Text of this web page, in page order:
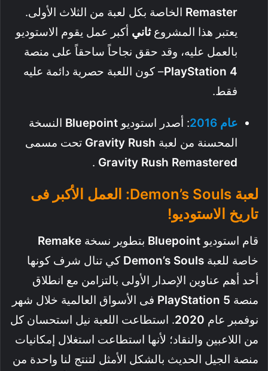
Remaster الخاصة بكل لعبة من الثلاث الأولى.
يعتبر هذا المشروعثاني أكبر عمل يقوم الاستوديو
بالعمل عليه، وقد حقق نجاحاً ساحقاً على منصة
PlayStation 4
– كون اللعبة حصرية دائمة عليه
فقط.
عام 2016: أصدر استوديو Bluepoint النسخة
المحسنة من لعبة
Gravity Rush
تحت مسمى
Gravity Rush Remastered
.
لعبة Demon’s Souls: العمل الأكبر فى
تاريخ الاستوديو!
قام استوديو Bluepoint بتطوير نسخة Remake
خاصة للعبة
Demon’s Souls
كي تنال شرف كونها
أحد أهم عناوين الإصدار الأولى بالتزامن مع انطلاق
منصة
PlayStation 5
فى الأسواق العالمية خلال شهر
نوفمبر عام 2020. استطاعت اللعبة نيل استحسان كل
من اللاعبين والنقاد؛ لأنها استطاعت استغلال إمكانيات
منصة الجيل الحديث بالشكل الأمثل لتنتج لنا واحدة من